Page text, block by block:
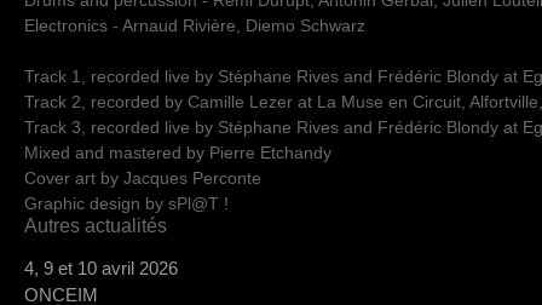
Electronics - Arnaud Rivière, Diemo Schwarz
Track 1, recorded live by Stéphane Rives and Frédéric Blondy at
Track 2, recorded by Camille Lezer at La Muse en Circuit,
Track 3, recorded live by Stéphane Rives and Frédéric Blondy at
Mixed and mastered by Pierre Etchandy
Cover art by Jacques Perconte
Graphic design by sPl@T !
Autres actualités
4, 9 et 10 avril 2026
ONCEIM